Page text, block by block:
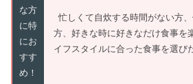
な方
に特
にお
すす
め！
忙しくて自炊する時間がない方
方、好きな時に好きなだけ食事を
イフスタイルに合った食事を選び